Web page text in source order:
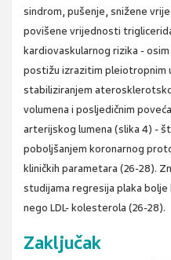
sindrom, pušenje, snižene
povišene vrijednosti
kardiovaskularnog rizika -
postižu izrazitim pleiotropnim
stabiliziranjem
volumena i posljedičnim
arterijskog lumena (slika 4) -
poboljšanjem koronarnog
kliničkih parametara (26-28).
studijama regresija plaka bolje
nego LDL- kolesterola (26-28).
Zaključak